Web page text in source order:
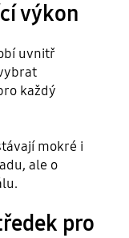
výkon
uvnitř
každý
mokré i
ale o
pro